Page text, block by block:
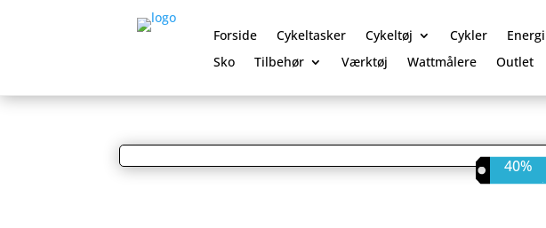
Forside Cykeltasker Cykeltøj Cykler Energi
Sko
Tilbehør Værktøj Wattmålere Outlet
40%